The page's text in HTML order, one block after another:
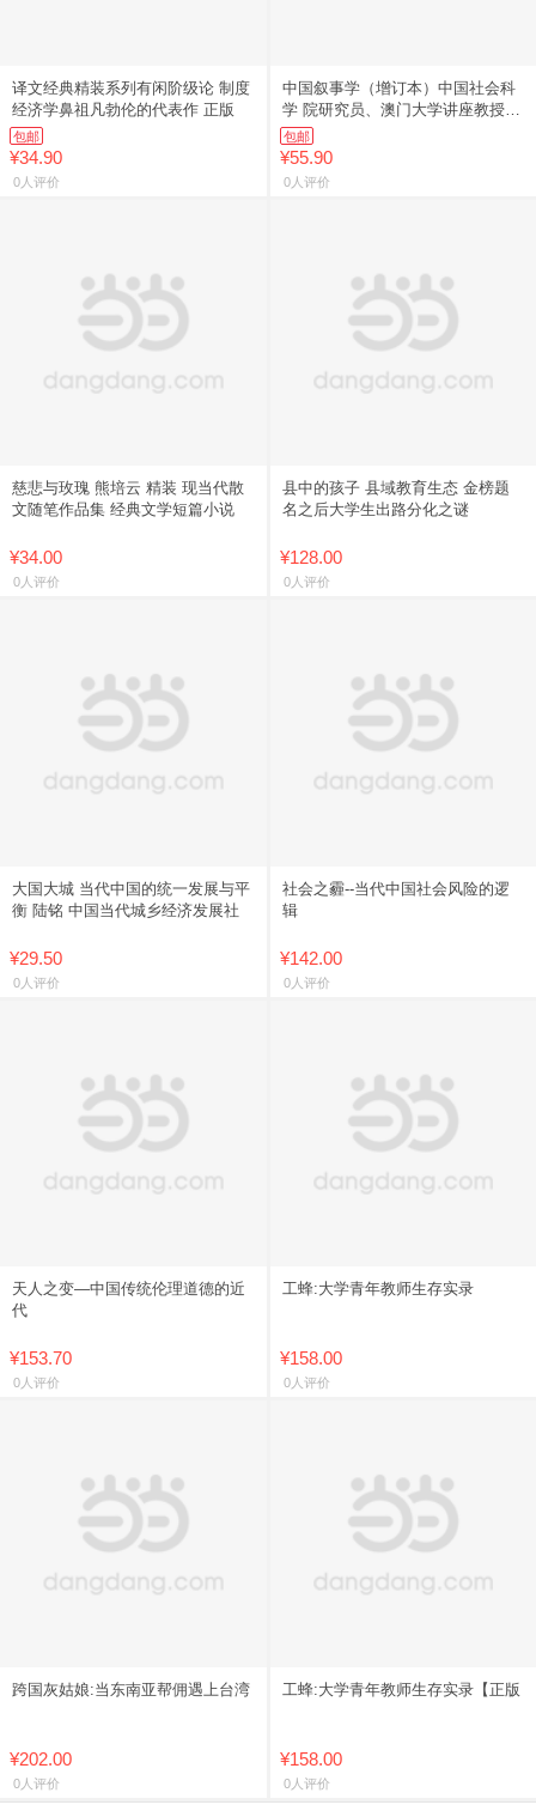
译文经典精装系列有闲阶级论 制度
经济学鼻祖凡勃伦的代表作 正版
包邮
¥34.90
0人评价
中国叙事学（增订本）中国社会科
学 院研究员、澳门大学讲座教授杨
义
包邮
¥55.90
0人评价
慈悲与玫瑰 熊培云 精装 现当代散
文随笔作品集 经典文学短篇小说
¥34.00
0人评价
县中的孩子 县域教育生态 金榜题
名之后大学生出路分化之谜
¥128.00
0人评价
大国大城 当代中国的统一发展与平
衡 陆铭 中国当代城乡经济发展社
¥29.50
0人评价
社会之霾--当代中国社会风险的逻
辑
¥142.00
0人评价
天人之变—中国传统伦理道德的近
代
¥153.70
0人评价
工蜂:大学青年教师生存实录
¥158.00
0人评价
跨国灰姑娘:当东南亚帮佣遇上台湾
¥202.00
0人评价
工蜂:大学青年教师生存实录【正版
¥158.00
0人评价